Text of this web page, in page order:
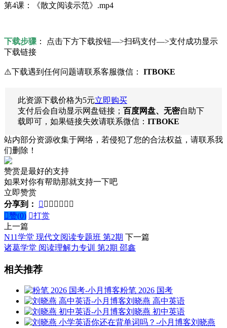
第4课：《散文阅读示范》.mp4
下载步骤 ： 点击下方下载按钮—>扫码支付—>支付成功显示
下载链接
⚠️下载遇到任何问题请联系客服微信： ITBOKE
此资源下载价格为5元立即购买
支付后会自动显示网盘链接； 百度网盘、无密自助下
载即可，如果链接失效请联系微信： ITBOKE
站内部分资源收集于网络，若侵犯了您的合法权益，请联系我
们删除！
赞赏是最好的支持
如果对你有帮助那就支持一下吧
立即赞赏
分享到：
      
赞(0) 打赏
上一篇
N11学堂 现代文阅读专题班 第2期 下一篇
诸葛学堂 阅读理解力专训 第2期 邵鑫
相关推荐
粉笔 2026 国考
刘晓燕 高中英语
刘晓燕 初中英语
刘晓燕